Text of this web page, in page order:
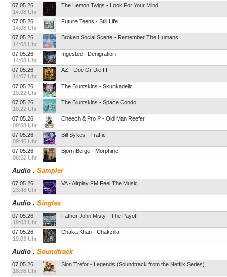
07.05.26
14:08 Uhr
The Lemon Twigs - Look For Your Mind!
07.05.26
14:08 Uhr
Future Teens - Still Life
07.05.26
14:08 Uhr
Broken Social Scene - Remember The Humans
07.05.26
14:08 Uhr
Ingested - Denigration
07.05.26
14:07 Uhr
AZ - Doe Or Die III
07.05.26
10:22 Uhr
The Bluntskins - Skunkadelic
07.05.26
10:22 Uhr
The Bluntskins - Space Condo
07.05.26
09:58 Uhr
Cheech & Pro P - Old Man Reefer
07.05.26
09:46 Uhr
Bill Sykes - Traffic
07.05.26
06:52 Uhr
Bjorn Berge - Morphine
Audio . Sampler
07.05.26
23:48 Uhr
VA - Airplay FM Feel The Music
Audio . Singles
07.05.26
19:03 Uhr
Father John Misty - The Payoff
07.05.26
19:03 Uhr
Chaka Khan - Chakzilla
Audio . Soundtrack
07.05.26
18:58 Uhr
Sion Trefor - Legends (Soundtrack from the Netflix Series)